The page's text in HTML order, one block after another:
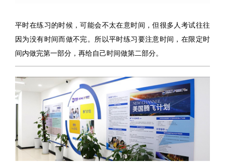
平时在练习的时候，可能会不太在意时间，但很多人考试往往
因为没有时间而做不完。所以平时练习要注意时间，在限定时
间内做完第一部分，再给自己时间做第二部分。